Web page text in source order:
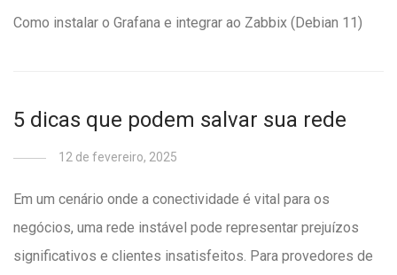
Como instalar o Grafana e integrar ao Zabbix (Debian 11)
5 dicas que podem salvar sua rede
12 de fevereiro, 2025
Em um cenário onde a conectividade é vital para os
negócios, uma rede instável pode representar prejuízos
significativos e clientes insatisfeitos. Para provedores de